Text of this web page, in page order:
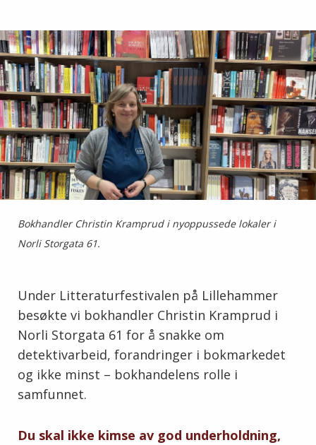
Bokhandler Christin Kramprud i nyoppussede lokaler i
Norli Storgata 61.
Under Litteraturfestivalen på Lillehammer
besøkte vi bokhandler Christin Kramprud i
Norli Storgata 61 for å snakke om
detektivarbeid, forandringer i bokmarkedet
og ikke minst – bokhandelens rolle i
samfunnet.
Du skal ikke kimse av god underholdning,